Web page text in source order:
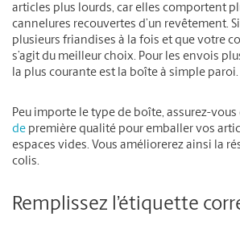
articles plus lourds, car elles comportent
cannelures recouvertes d’un revêtement.
plusieurs friandises à la fois et que votre
s’agit du meilleur choix. Pour les envois
la plus courante est la boîte à simple paroi.
Peu importe le type de boîte, assurez-vous
de première qualité pour emballer vos
espaces vides. Vous améliorerez ainsi la
colis.
Remplissez l’étiquette